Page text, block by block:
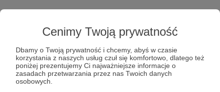
Cenimy Twoją prywatność
Dbamy o Twoją prywatność i chcemy, abyś w czasie
korzystania z naszych usług czuł się komfortowo, dlatego też
poniżej prezentujemy Ci najważniejsze informacje o
zasadach przetwarzania przez nas Twoich danych
osobowych.
Post dostępny tylko dla Patronów
Aby zobaczyć ten materiał musisz być zalogowany